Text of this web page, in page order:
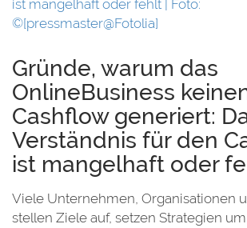
Gründe, warum das
OnlineBusiness
Cashflow generiert:
Verständnis für den
ist mangelhaft oder
Viele Unternehmen, Organisationen
stellen Ziele auf, setzen Strategien